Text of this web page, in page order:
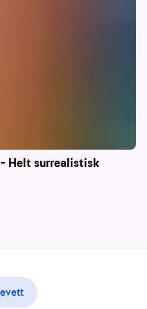
Helt surrealistisk